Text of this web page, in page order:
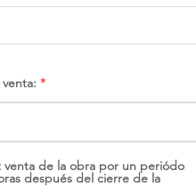
venta de la obra por un periódo
después del cierre de la